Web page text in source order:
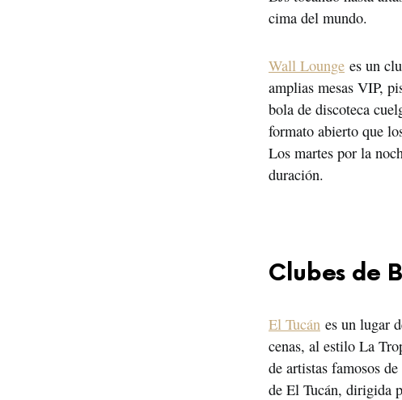
cima del mundo.
Wall Lounge es un
amplias mesas VIP,
bola de discoteca
formato abierto que
Los martes por la
duración.
Clubes de
El Tucán es un lugar
cenas, al estilo La
de artistas famosos
de El Tucán, dirigida